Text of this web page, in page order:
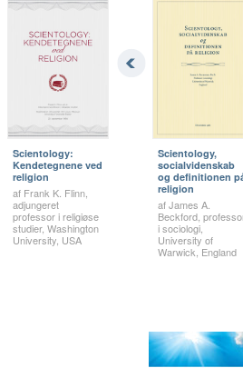
Scientology:
Kendetegnene ved
religion
af Frank K. Flinn,
adjungeret
professor i religiøse
studier, Washington
University, USA
Scientology,
socialvidenskab
og definitionen
religion
af James A.
Beckford,
i sociologi,
University of
Warwick, England